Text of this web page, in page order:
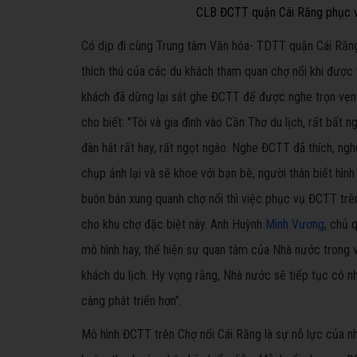
CLB ĐCTT quận Cái Răng phục
Có dịp đi cùng Trung tâm Văn hóa- TDTT quận Cái
thích thú của các du khách tham quan chợ nổi khi
khách đã dừng lại sát ghe ĐCTT để được nghe trọn
cho biết: "Tôi và gia đình vào Cần Thơ du lịch, rất bất
đàn hát rất hay, rất ngọt ngào. Nghe ĐCTT đã thích,
chụp ảnh lại và sẽ khoe với bạn bè, người thân biết
buôn bán xung quanh chợ nổi thì việc phục vụ ĐCTT
cho khu chợ đặc biệt này. Anh Huỳnh Minh Vương, chủ
mô hình hay, thể hiện sự quan tâm của Nhà nước trong
khách du lịch. Hy vọng rằng, Nhà nước sẽ tiếp tục có
càng phát triển hơn".
Mô hình ĐCTT trên Chợ nổi Cái Răng là sự nỗ lực của